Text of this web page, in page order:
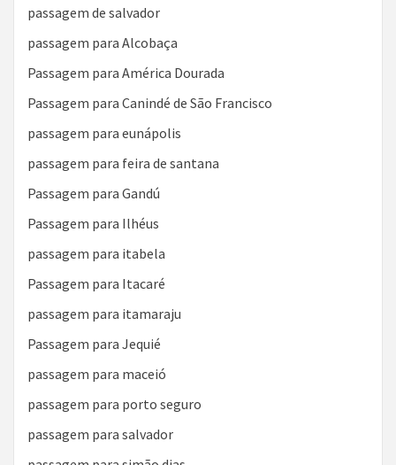
passagem de salvador
passagem para Alcobaça
Passagem para América Dourada
Passagem para Canindé de São Francisco
passagem para eunápolis
passagem para feira de santana
Passagem para Gandú
Passagem para Ilhéus
passagem para itabela
Passagem para Itacaré
passagem para itamaraju
Passagem para Jequié
passagem para maceió
passagem para porto seguro
passagem para salvador